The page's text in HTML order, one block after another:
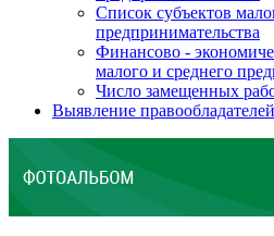
Список субъектов
предпринимательства
Финансово -
малого и среднего
Число замещенных
Выявление